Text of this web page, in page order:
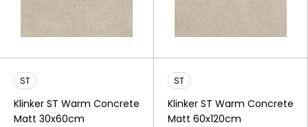
ST
Klinker ST Warm Concrete
Matt 30x60cm
ST
Klinker ST Warm Concrete
Matt 60x120cm